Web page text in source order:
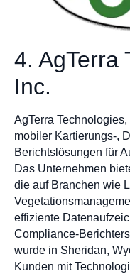
4. AgTerra
Inc.
AgTerra
mobiler Kartierungs-,
Berichtslösungen für
Das Unternehmen
die auf Branchen wie
effiziente
Compliance-
wurde in Sheridan,
Kunden mit